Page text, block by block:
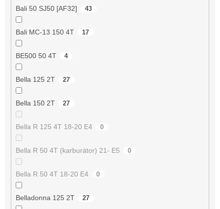
Bali 50 SJ50 [AF32] 43
Bali MC-13 150 4T 17
BE500 50 4T 4
Bella 125 2T 27
Bella 150 2T 27
Bella R 125 4T 18-20 E4 0
Bella R 50 4T (karburátor) 21- E5 0
Bella R 50 4T 18-20 E4 0
Belladonna 125 2T 27